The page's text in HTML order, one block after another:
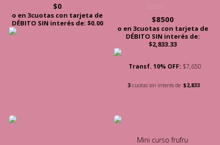
$0
o en 3cuotas con tarjeta de
DÉBITO SIN interés de: $0.00
Valorado con
5.00
de 5
$8500
o en 3cuotas con tarjeta de
DÉBITO SIN interés de:
$2,833.33
Transf. 10% OFF: $7,650
3 cuotas sin interés de $2,833
Mini curso frufru